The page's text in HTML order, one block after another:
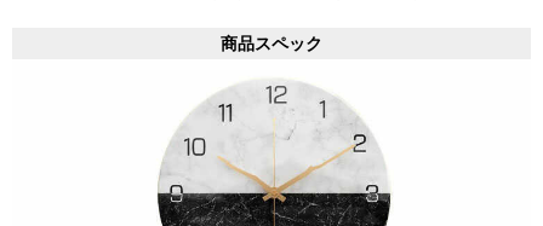
商品スペック